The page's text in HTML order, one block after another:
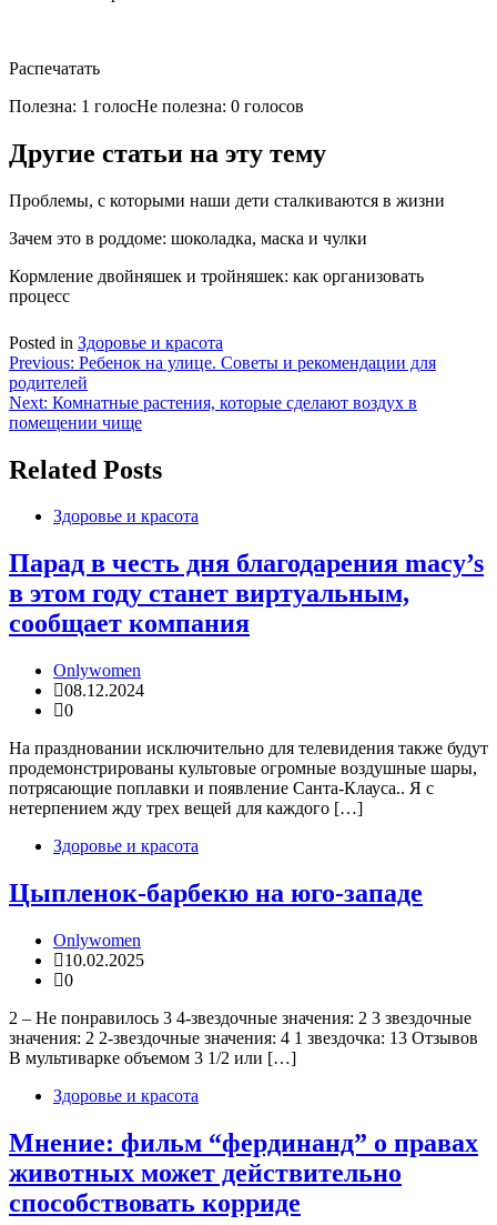
Распечатать
Полезна: 1 голосНе полезна: 0 голосов
Другие статьи на эту тему
Проблемы, с которыми наши дети сталкиваются в жизни
Зачем это в роддоме: шоколадка, маска и чулки
Кормление двойняшек и тройняшек: как организовать
процесс
Posted in Здоровье и красота
Навигация
по
записям
Previous: Ребенок на улице. Советы и рекомендации для
родителей
Next: Комнатные растения, которые сделают воздух в
помещении чище
Related Posts
Здоровье и красота
Парад в честь дня благодарения macy’s
в этом году станет виртуальным,
сообщает компания
Onlywomen
08.12.2024
0
На праздновании исключительно для телевидения также будут
продемонстрированы культовые огромные воздушные шары,
потрясающие поплавки и появление Санта-Клауса.. Я с
нетерпением жду трех вещей для каждого […]
Здоровье и красота
Цыпленок-барбекю на юго-западе
Onlywomen
10.02.2025
0
2 – Не понравилось 3 4-звездочные значения: 2 3 звездочные
значения: 2 2-звездочные значения: 4 1 звездочка: 13 Отзывов
В мультиварке объемом 3 1/2 или […]
Здоровье и красота
Мнение: фильм “фердинанд” о правах
животных может действительно
способствовать корриде